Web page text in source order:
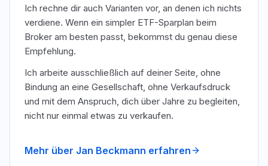
Ich rechne dir auch Varianten vor, an denen ich nichts
verdiene. Wenn ein simpler ETF-Sparplan beim
Broker am besten passt, bekommst du genau diese
Empfehlung.
Ich arbeite ausschließlich auf deiner Seite, ohne
Bindung an eine Gesellschaft, ohne Verkaufsdruck
und mit dem Anspruch, dich über Jahre zu begleiten,
nicht nur einmal etwas zu verkaufen.
Mehr über Jan Beckmann erfahren